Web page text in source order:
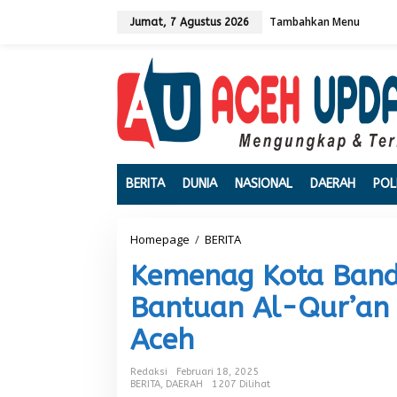
Jumat, 7 Agustus 2026 Tambahkan Menu
BERITA DUNIA NASIONAL DAERAH
Homepage / BERITA
m
e
n
a
o
t
Kemenag Kota
Bantuan Al-
Aceh
Redaksi
Februari 18, 2025
BERITA, DAERAH 1207 Dilihat